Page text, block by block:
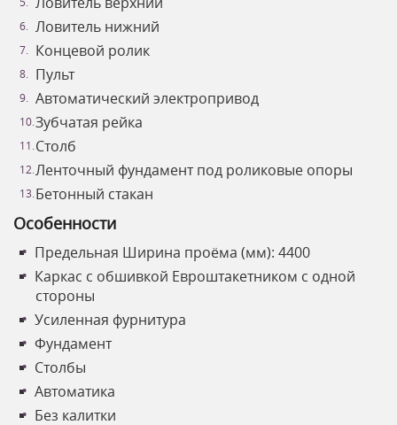
Ловитель нижний
Концевой ролик
Пульт
Автоматический электропривод
Зубчатая рейка
Столб
Ленточный фундамент под роликовые опоры
Бетонный стакан
Особенности
Предельная Ширина проёма (мм): 4400
Каркас с обшивкой Евроштакетником с одной
стороны
Усиленная фурнитура
Фундамент
Столбы
Автоматика
Без калитки